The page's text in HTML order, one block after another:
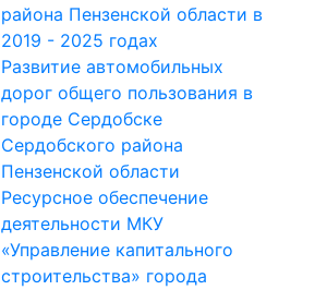
района Пензенской области в
2019 - 2025 годах
Развитие автомобильных
дорог общего пользования в
городе Сердобске
Сердобского района
Пензенской области
Ресурсное обеспечение
деятельности МКУ
«Управление капитального
строительства» города